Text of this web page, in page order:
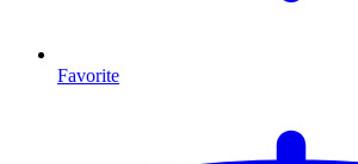
Favorite